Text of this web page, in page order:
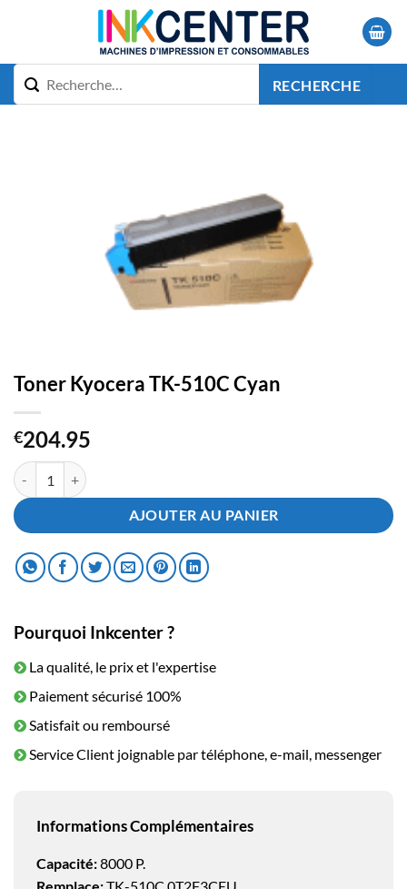
RECHERCHE
Toner Kyocera TK-510C Cyan
€204.95
quantité de Toner Kyocera TK-510C Cyan
AJOUTER AU PANIER
Pourquoi Inkcenter ?
La qualité, le prix et l'expertise
Paiement sécurisé 100%
Satisfait ou remboursé
Service Client joignable par téléphone, e-mail, messenger
Informations Complémentaires
Capacité:8000 P.